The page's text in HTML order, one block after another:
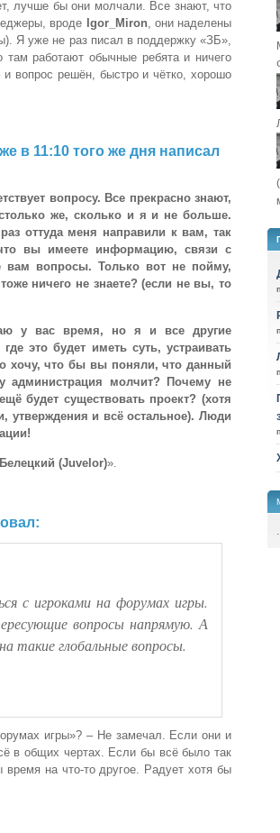
лучше бы они молчали. Все знают, что
вроде Igor_Miron, они наделены
Я уже не раз писал в поддержку «ЗБ»,
там работают обычные ребята и ничего
вопрос решён, быстро и чётко, хорошо
в 11:10 того же дня написал
вопросу. Все прекрасно знают,
же, сколько и я и не больше.
оттуда меня направили к вам, так
вы имеете информацию, связи с
вам вопросы. Только вот не пойму,
ничего не знаете? (если не вы, то
у вас время, но я и все другие
это будет иметь суть, устраивать
хочу, что бы вы поняли, что данный
администрация молчит? Почему не
будет существовать проект? (хотя
утверждения и всё остальное). Люди
(Juvelor)».
с игроками на форумах игры.
вопросы напрямую. А
глобальные вопросы.
игры»? – Не замечал. Если они и
в общих чертах. Если бы всё было так
время на что-то другое. Радует хотя бы
.